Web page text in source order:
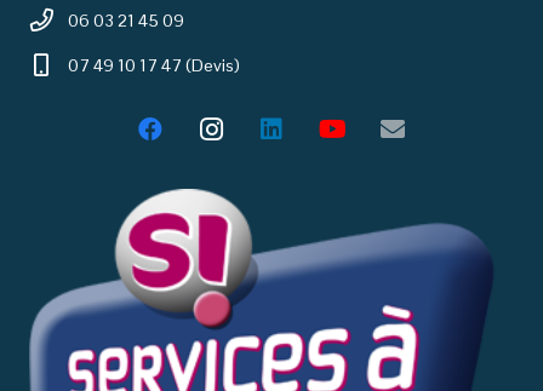
06 03 21 45 09
07 49 10 17 47 (Devis)